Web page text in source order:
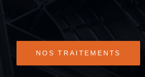
NOS TRAITEMENTS